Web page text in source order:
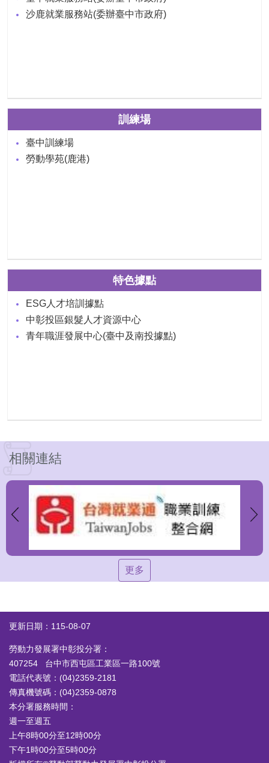
沙鹿就業服務站(委辦臺中市政府)
訓練場
臺中訓練場
勞動學苑(鹿港)
特色據點
ESG人才培訓據點
中彰投區銀髮人才資源中心
青年職涯發展中心(臺中及南投據點)
相關連結
更多
更新日期：115-08-07
勞動力發展署中彰投分署：
407254 台中市西屯區工業區一路100號
電話代表號：(04)2359-2181
傳真機號碼：(04)2359-0878
本分署服務時間：
週一至週五
上午8時00分至12時00分
下午1時00分至5時00分